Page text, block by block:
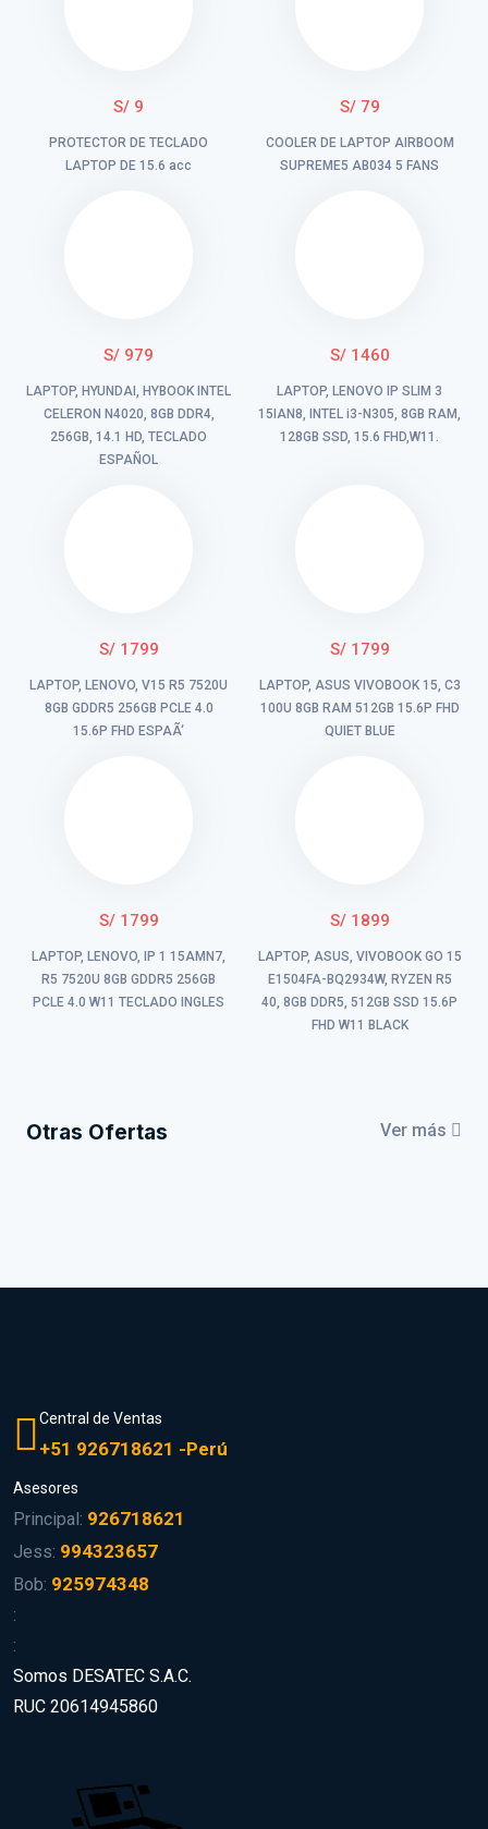
S/ 9
PROTECTOR DE TECLADO
LAPTOP DE 15.6 acc
S/ 79
COOLER DE LAPTOP AIRBOOM
SUPREME5 AB034 5 FANS
S/ 979
LAPTOP, HYUNDAI, HYBOOK INTEL
CELERON N4020, 8GB DDR4,
256GB, 14.1 HD, TECLADO
ESPAÑOL
S/ 1460
LAPTOP, LENOVO IP SLIM 3
15IAN8, INTEL i3-N305, 8GB RAM,
128GB SSD, 15.6 FHD,W11.
S/ 1799
LAPTOP, LENOVO, V15 R5 7520U
8GB GDDR5 256GB PCLE 4.0
15.6P FHD ESPAÃ‘
S/ 1799
LAPTOP, ASUS VIVOBOOK 15, C3
100U 8GB RAM 512GB 15.6P FHD
QUIET BLUE
S/ 1799
LAPTOP, LENOVO, IP 1 15AMN7,
R5 7520U 8GB GDDR5 256GB
PCLE 4.0 W11 TECLADO INGLES
S/ 1899
LAPTOP, ASUS, VIVOBOOK GO 15
E1504FA-BQ2934W, RYZEN R5
40, 8GB DDR5, 512GB SSD 15.6P
FHD W11 BLACK
Otras Ofertas Ver más
Central de Ventas
+51 926718621 -Perú
Asesores
Principal: 926718621
Jess: 994323657
Bob: 925974348
:
:
Somos DESATEC S.A.C.
RUC 20614945860